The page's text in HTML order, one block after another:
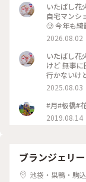
いたばし花
自宅マンシ
🥲 今年も綺
中で中止に
まで打ち上
るのか い
ばし花火大
2026.08.02
いたばし花
けど 無事
行かないけ
間見ます🤭
す😆 . . #い
#ゆるり夏
2025.08.03
#月#板橋#
2019.08.14
ブランジェリ
池袋・巣鴨・駒込